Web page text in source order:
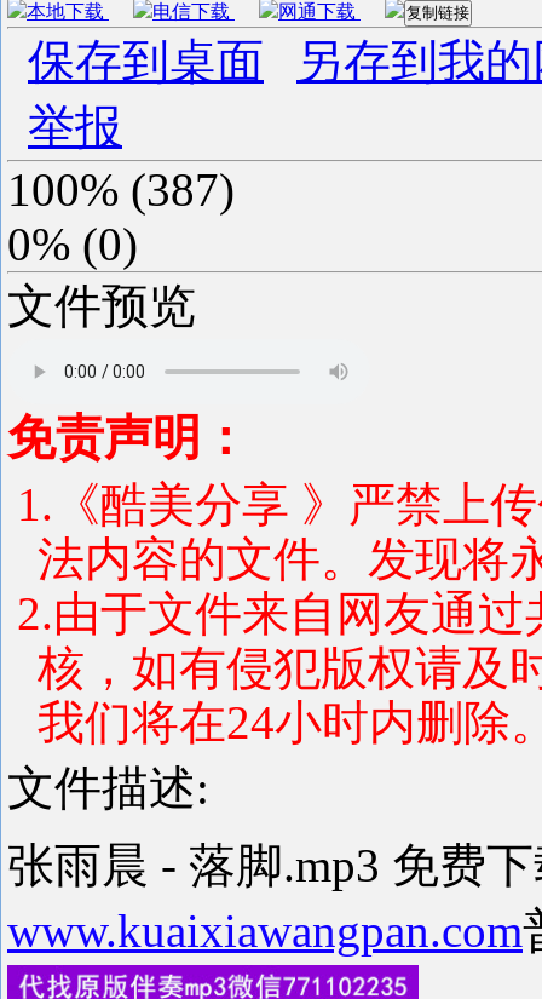
本地下载 电信下载 网通下载 复制链接
保存到桌面
另存到我
举报
100% (387)
0% (0)
文件预览
免责声明：
1.《酷美分享 》严禁上
法内容的文件。发现将
2.由于文件来自网友通
核，如有侵犯版权请及
我们将在24小时内删除
文件描述:
张雨晨 - 落脚.mp3 免费
www.kuaixiawangpan.com